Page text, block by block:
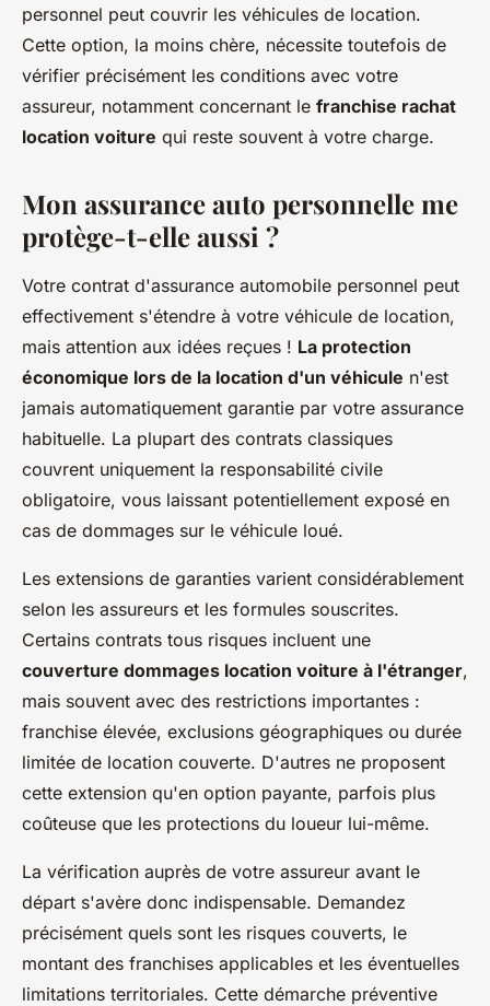
personnel peut couvrir les véhicules de location.
Cette option, la moins chère, nécessite toutefois de
vérifier précisément les conditions avec votre
assureur, notamment concernant le franchise rachat
location voiture qui reste souvent à votre charge.
Mon assurance auto personnelle me
protège-t-elle aussi ?
Votre contrat d'assurance automobile personnel peut
effectivement s'étendre à votre véhicule de location,
mais attention aux idées reçues ! La protection
économique lors de la location d'un véhicule n'est
jamais automatiquement garantie par votre assurance
habituelle. La plupart des contrats classiques
couvrent uniquement la responsabilité civile
obligatoire, vous laissant potentiellement exposé en
cas de dommages sur le véhicule loué.
Les extensions de garanties varient considérablement
selon les assureurs et les formules souscrites.
Certains contrats tous risques incluent une
couverture dommages location voiture à l'étranger,
mais souvent avec des restrictions importantes :
franchise élevée, exclusions géographiques ou durée
limitée de location couverte. D'autres ne proposent
cette extension qu'en option payante, parfois plus
coûteuse que les protections du loueur lui-même.
La vérification auprès de votre assureur avant le
départ s'avère donc indispensable. Demandez
précisément quels sont les risques couverts, le
montant des franchises applicables et les éventuelles
limitations territoriales. Cette démarche préventive